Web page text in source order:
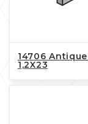
14706
1,2X23